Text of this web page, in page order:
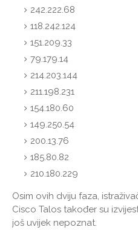
242.222.68
118.242.124
151.209.33
79.179.14
214.203.144
211.198.231
154.180.60
149.250.54
200.13.76
185.80.82
210.180.229
Osim ovih dviju faza,
Cisco Talos također su
još uvijek nepoznat.